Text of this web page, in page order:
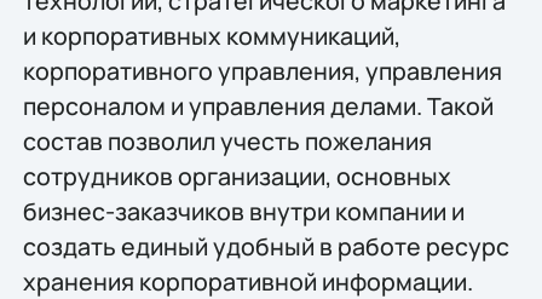
и корпоративных коммуникаций,
корпоративного управления, управления
персоналом и управления делами. Такой
состав позволил учесть пожелания
сотрудников организации, основных
бизнес-заказчиков внутри компании и
создать единый удобный в работе ресурс
хранения корпоративной информации.